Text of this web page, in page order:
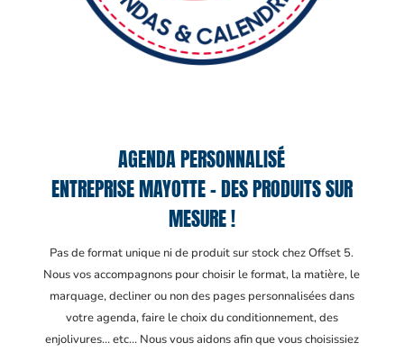
AGENDA PERSONNALISÉ
ENTREPRISE MAYOTTE – DES PRODUITS SUR
MESURE !
Pas de format unique ni de produit sur stock chez Offset 5.
Nous vos accompagnons pour choisir le format, la matière, le
marquage, decliner ou non des pages personnalisées dans
votre agenda, faire le choix du conditionnement, des
enjolivures… etc… Nous vous aidons afin que vous choisissiez